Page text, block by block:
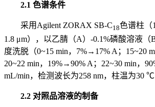
2.1 色谱条件
采用Agilent ZORAX SB-C18色谱柱（
1.8 μm），以乙腈（A）-0.1%磷酸溶液
度洗脱（0~15 min，7%→17% A；15~20
20~22 min，19%→90% A；22~30 min，
mL/min，检测波长为258 nm，柱温为30 ℃
2.2 对照品溶液的制备